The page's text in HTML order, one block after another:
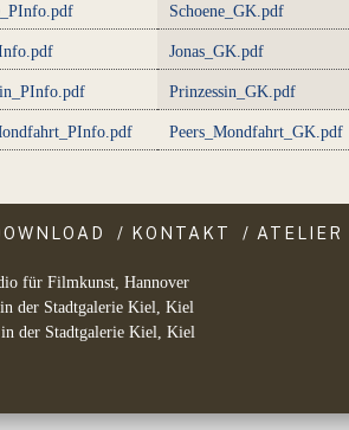
Schoene_GK.pdf
Jonas_GK.pdf
Prinzessin_GK.pdf
Peers_Mondfahrt_GK.pdf
/ KONTAKT / ATELIER
für Filmkunst, Hannover
der Stadtgalerie Kiel, Kiel
der Stadtgalerie Kiel, Kiel